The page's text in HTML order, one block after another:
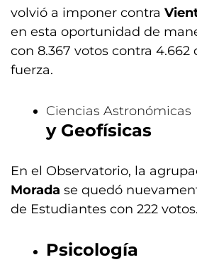
volvió a imponer contra
en esta oportunidad de
con 8.367 votos contra 4.662
fuerza.
Ciencias Astronómicas
y Geofísicas
En el Observatorio, la
Morada se quedó
de Estudiantes con 222 votos.
Psicología